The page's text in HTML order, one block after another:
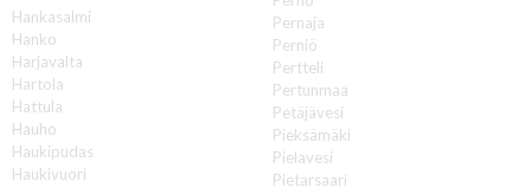
Hankasalmi
Hanko
Harjavalta
Hartola
Hattula
Hauho
Haukipudas
Haukivuori
Pernaja
Perniö
Pertteli
Pertunmaa
Petäjävesi
Pieksämäki
Pielavesi
Pietarsaari